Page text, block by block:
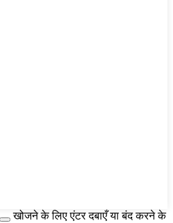
खोजने के लिए एंटर दबाएँ या बंद करने के